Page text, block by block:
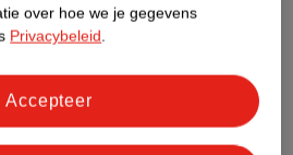
heeft (nog) geen Nature
Score.
over hoe we je gegevens
Privacybeleid.
Accepteer